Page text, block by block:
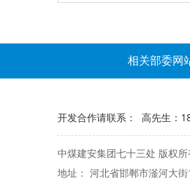
中煤建安集团七十三处 版权
地址： 河北省邯郸市滏河大
开发合作请联系： 高先生
相关部委网